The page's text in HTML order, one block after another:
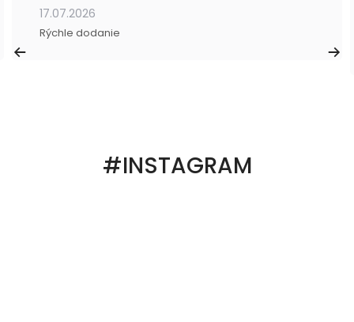
17.07.2026
Rýchle dodanie
#INSTAGRAM